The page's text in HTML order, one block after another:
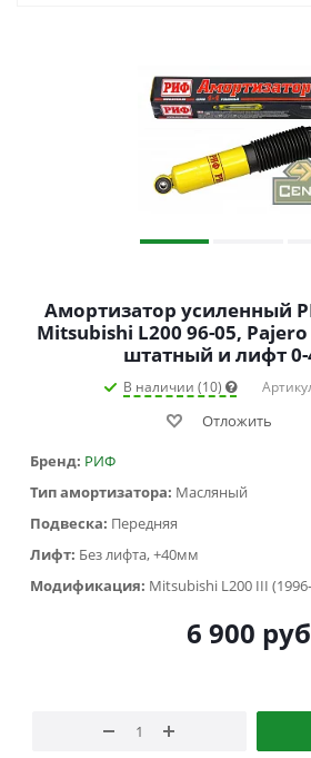
Амортизатор усиленный
Mitsubishi L200 96-05,
штатный и лифт
В наличии (10)
Отложить
Бренд: РИФ
Тип амортизатора: Масляный
Подвеска: Передняя
Лифт: Без лифта, +40мм
Модификация:
6 900